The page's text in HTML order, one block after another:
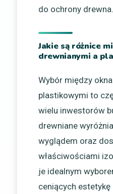
do ochrony drewna.
Jakie są różnice
drewnianymi a
Wybór między
plastikowymi to
wielu inwestorów
drewniane
wyglądem oraz
właściwościami
je idealnym
ceniących estetykę